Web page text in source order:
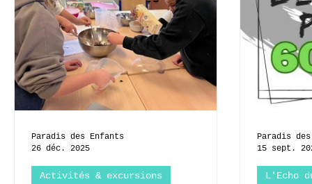
Activités & excursions
Paradis des Enfants
26 déc. 2025
L'Echo
Paradis
15 sept.